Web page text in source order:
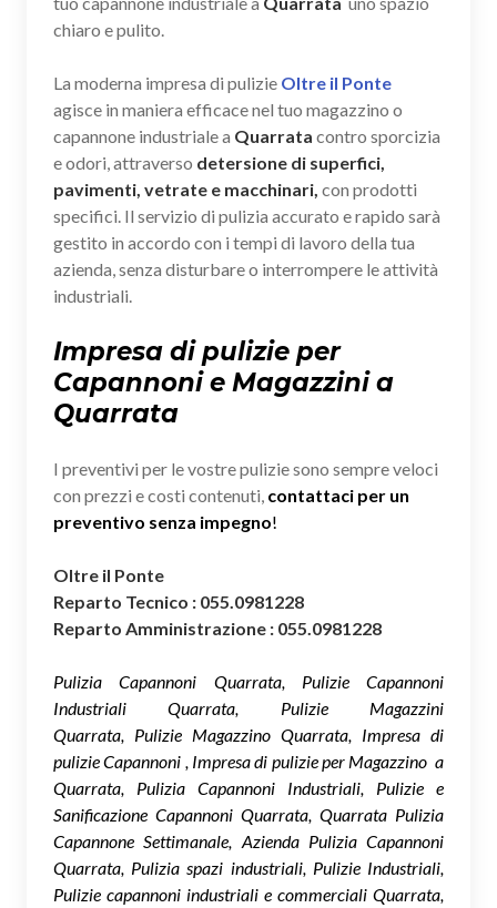
chiaro e pulito.
La moderna impresa di pulizie Oltre il Ponte
agisce in maniera efficace nel tuo magazzino o
capannone industriale a Quarrata contro sporcizia
e odori, attraverso detersione di superfici,
pavimenti, vetrate e macchinari, con prodotti
specifici. Il servizio di pulizia accurato e rapido sarà
gestito in accordo con i tempi di lavoro della tua
azienda, senza disturbare o interrompere le attività
industriali.
Impresa di pulizie per
Capannoni e Magazzini a
Quarrata
I preventivi per le vostre pulizie sono sempre veloci
con prezzi e costi contenuti, contattaci per un
preventivo senza impegno!
Oltre il Ponte
Reparto Tecnico : 055.0981228
Reparto Amministrazione : 055.0981228
Pulizia Capannoni Quarrata, Pulizie Capannoni
Industriali Quarrata, Pulizie Magazzini
Quarrata, Pulizie Magazzino Quarrata, Impresa di
pulizie Capannoni , Impresa di pulizie per Magazzino a
Quarrata, Pulizia Capannoni Industriali, Pulizie e
Sanificazione Capannoni Quarrata, Quarrata Pulizia
Capannone Settimanale, Azienda Pulizia Capannoni
Quarrata, Pulizia spazi industriali, Pulizie Industriali,
Pulizie capannoni industriali e commerciali Quarrata,